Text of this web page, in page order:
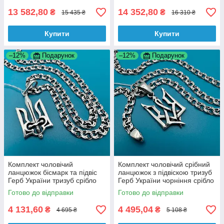
13 582,80 ₴ 15 435 ₴
Купити
14 352,80 ₴ 16 310 ₴
Купити
–12% Подарунок
Комплект чоловічий
ланцюжок бісмарк та підвіс
Герб України тризуб срібло
925 проба
Готово до відправки
4 131,60 ₴ 4 695 ₴
–12% Подарунок
Комплект чоловічий срібний
ланцюжок з підвіскою тризуб
Герб України чорніння срібло
925 проба
Готово до відправки
4 495,04 ₴ 5 108 ₴